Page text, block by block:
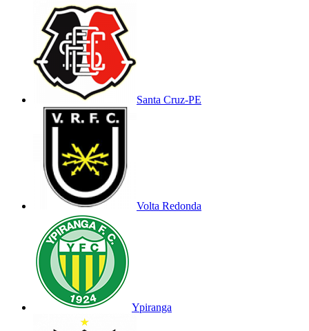
Santa Cruz-PE
Volta Redonda
Ypiranga